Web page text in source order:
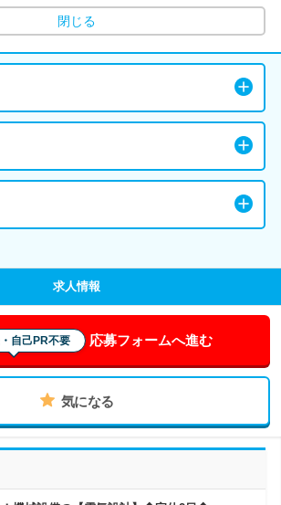
閉じる
求人情報
自己PR不要 応募フォームへ進む
気になる